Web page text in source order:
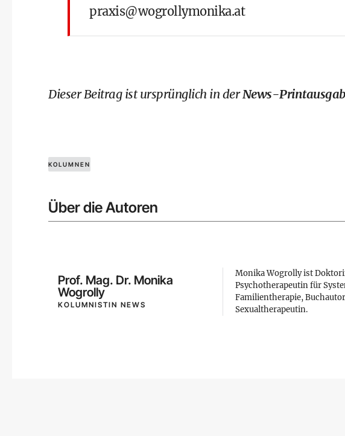
praxis@wogrollymonika.at
Dieser Beitrag ist ursprünglich in derNews-
KOLUMNEN
Über die Autoren
Prof. Mag. Dr. Monika
Wogrolly
KOLUMNISTIN NEWS
Monika Wogrolly ist
Psychotherapeutin für
Familientherapie,
Sexualtherapeutin.